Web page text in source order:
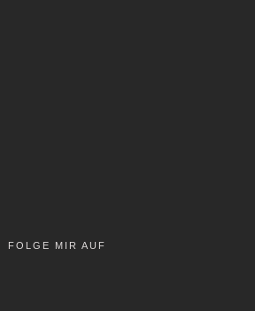
FOLGE MIR AUF